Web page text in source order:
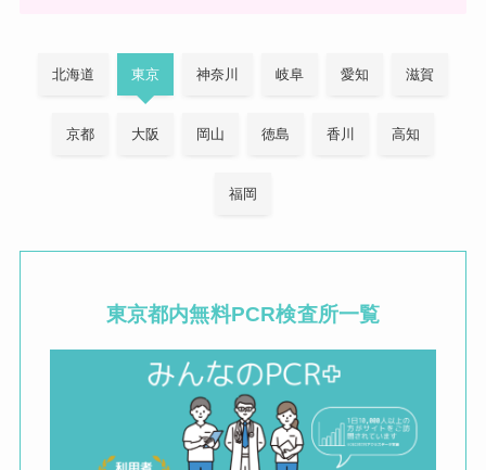
北海道 東京 神奈川 岐阜 愛知 滋賀
京都 大阪 岡山 徳島 香川 高知
福岡
東京都内無料PCR検査所一覧